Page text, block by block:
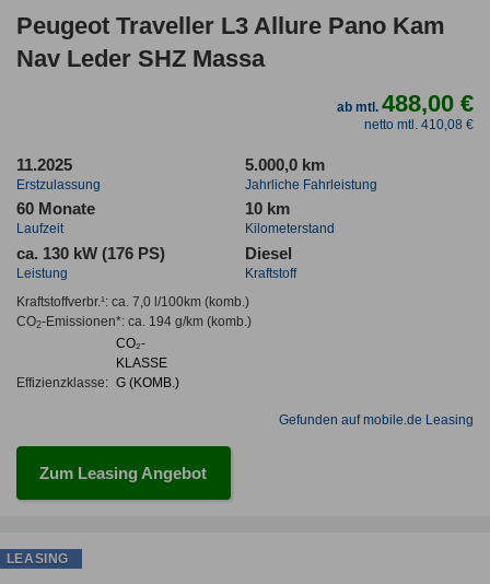
Peugeot Traveller L3 Allure Pano Kam
Nav Leder SHZ Massa
ab mtl.488,00 €
netto mtl. 410,08 €
11.2025
Erstzulassung
5.000,0 km
Jahrliche Fahrleistung
60 Monate
Laufzeit
10 km
Kilometerstand
ca. 130 kW (176 PS)
Leistung
Diesel
Kraftstoff
Kraftstoffverbr.¹: ca. 7,0 l/100km(komb.)
CO2-Emissionen*: ca. 194 g/km(komb.)
Effizienzklasse:
CO₂-
KLASSE
G (KOMB.)
Gefunden auf mobile.de Leasing
Zum Leasing Angebot
LEASING